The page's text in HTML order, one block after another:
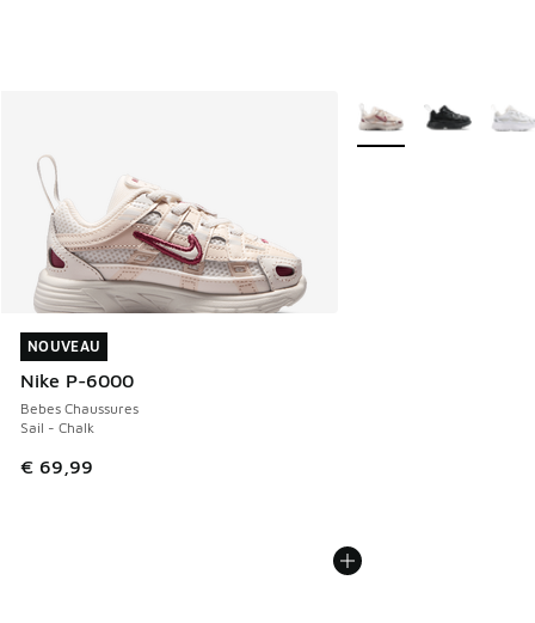
NOUVEAU
Nike P-6000
Bebes Chaussures
Sail - Chalk
€ 69,99
NOUVEAU
Plus de couleurs